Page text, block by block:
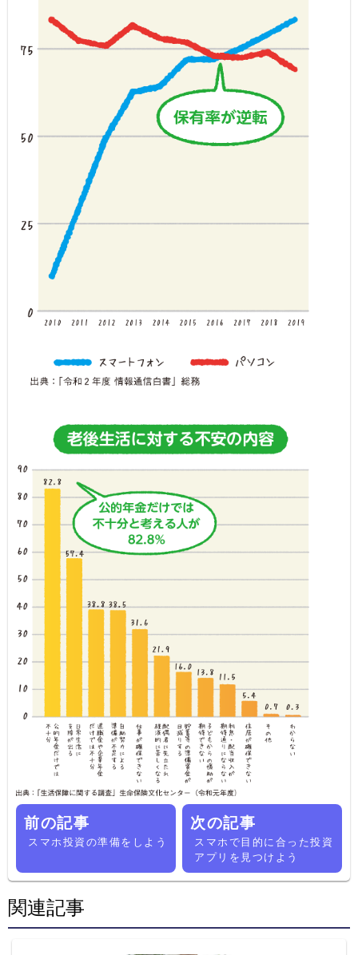
前の記事
スマホ投資の準備をしよう
次の記事
スマホで目的に合った投資
アプリを見つけよう
関連記事